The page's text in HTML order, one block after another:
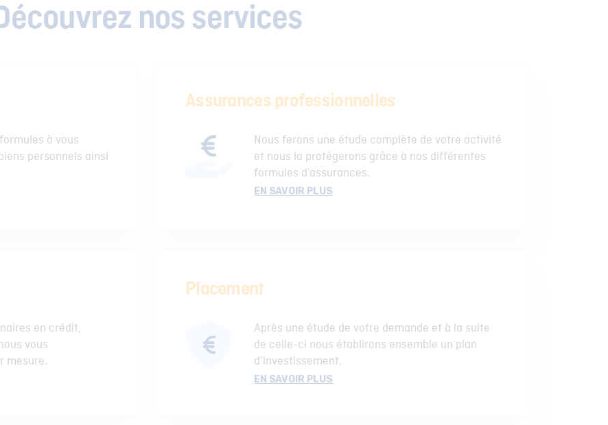
nos services
à vous
personnels ainsi
Assurances professionnelles
Nous ferons une étude complète de votre activité
et nous la protégerons grâce à nos différentes
formules d’assurances.
EN SAVOIR PLUS
en crédit,
vous
mesure.
Placement
Après une étude de votre demande et à la suite
de celle-ci nous établirons ensemble un plan
d’investissement.
EN SAVOIR PLUS